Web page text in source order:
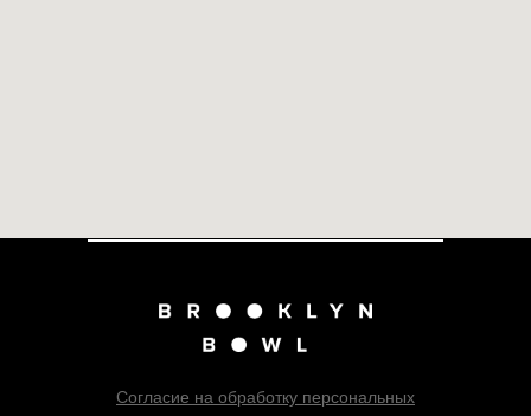
Согласие на обработку персональных